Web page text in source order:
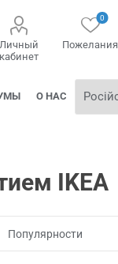
Личный
кабинет
Пожелания
0
О НАС
IKEA